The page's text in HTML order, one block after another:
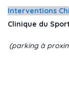
Interventions
Clinique du
(parking à